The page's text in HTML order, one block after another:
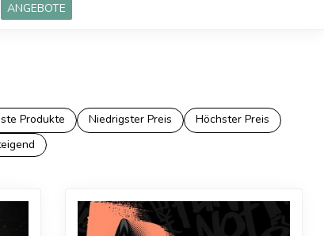
ANGEBOTE
Produkte Niedrigster Preis
Höchster Preis